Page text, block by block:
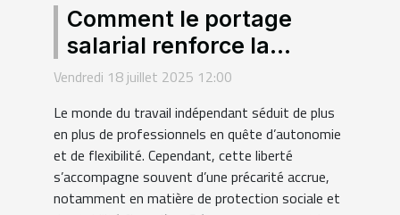
Comment le portage
salarial renforce la
sécurité des freelances ?
Vendredi 18 juillet 2025 12:00
Le monde du travail indépendant séduit de plus
en plus de professionnels en quête d’autonomie
et de flexibilité. Cependant, cette liberté
s’accompagne souvent d’une précarité accrue,
notamment en matière de protection sociale et